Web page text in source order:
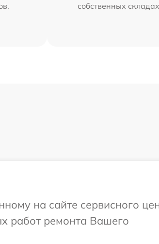
собственных
на сайте сервисного
работ ремонта Вашего